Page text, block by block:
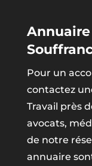
Pour un
contactez
Travail près
avocats,
de notre
annuaire